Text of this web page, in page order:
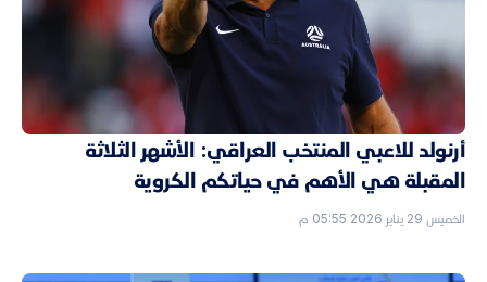
أرنولد للاعبي المنتخب العراقي: الأشهر الثلاثة
المقبلة هي الأهم في حياتكم الكروية
الخميس 29 يناير 2026 05:55 م